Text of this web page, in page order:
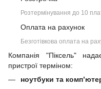
Розтермінування до 10
Оплата на рахунок
Безготівкова оплата на
Компанія "Піксель"
пристрої терміном:
ноутбуки та